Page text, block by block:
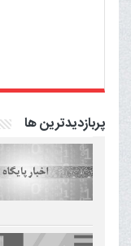
پربازدیدترین ها